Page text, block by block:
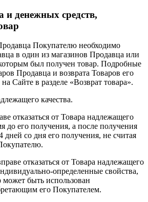
и денежных средств,
Покупателю необходимо
в один из магазинов Продавца или
был получен товар. Подробные
Продавца и возврата Товаров его
Сайте в разделе «Возврат товара».
качества.
отказаться от Товара надлежащего
до его получения, а после получения
со дня его получения, не считая
отказаться от Товара надлежащего
определенные свойства,
быть использован
его Покупателем.